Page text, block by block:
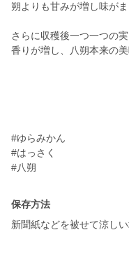
朔よりも甘みが増し味が
さらに収穫後一つ一つの
香りが増し、八朔本来の
#ゆらみかん
#はっさく
#八朔
保存方法
新聞紙などを被せて涼し